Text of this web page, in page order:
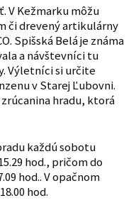
V Kežmarku môžu
či drevený artikulárny
Spišská Belá je známa
a návštevníci tu
Výletníci si určite
v Starej Ľubovni.
hradu, ktorá
každú sobotu
hod., pričom do
hod.. V opačnom
hod.